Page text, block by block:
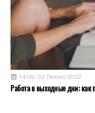
14:09, 02 Лютого 2022
Работа в выходные дни: как